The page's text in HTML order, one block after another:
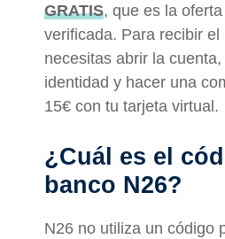
GRATIS, que es la
verificada. Para recibir el
necesitas abrir la
identidad y hacer una
15€ con tu tarjeta virtual.
¿Cuál es el
banco N26?
N26 no utiliza un código